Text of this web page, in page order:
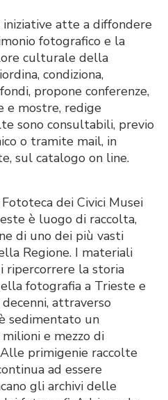
atte a diffondere
fotografico e la
culturale della
condiziona,
propone conferenze,
e mostre, redige
sono consultabili, previo
o tramite mail, in
sul catalogo on line.
dei Civici Musei
è luogo di raccolta,
di uno dei più vasti
Regione. I materiali
ripercorrere la storia
fotografia a Trieste e
attraverso
sedimentato un
e mezzo di
primigenie raccolte
ad essere
gli archivi delle